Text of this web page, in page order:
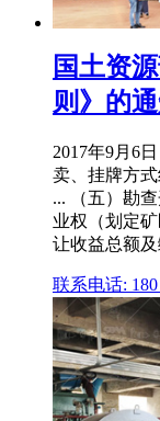
国土资
则》的
2017年9月6
卖、挂牌方
... （五）勘
业权（划定
让收益总额
联系电话: 180